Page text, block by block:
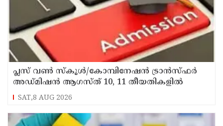
പ്ലസ് വൺ സ്‌കൂൾ/കോമ്പിനേഷൻ ട്രാൻസ്ഫർ
അഡ്മിഷൻ ആഗസ്ത് 10, 11 തീയതികളിൽ
SAT,8 AUG 2026